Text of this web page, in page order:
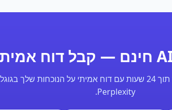
Perplexity.